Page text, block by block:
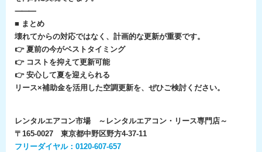
⸻
■ まとめ
壊れてからの対応ではなく、計画的な更新が重要です。
👉 夏前の今がベストタイミング
👉 コストを抑えて更新可能
👉 安心して夏を迎えられる
リース×補助金を活用した空調更新を、ぜひご検討ください。
レンタルエアコン市場 ～レンタルエアコン・リース専門店～
〒165-0027 東京都中野区野方4-37-11
フリーダイヤル：0120-607-657